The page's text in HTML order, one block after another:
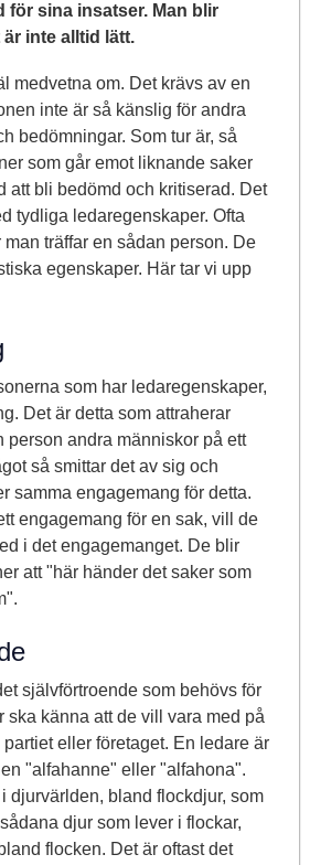
för sina insatser. Man blir
inte alltid lätt.
medvetna om. Det krävs av en
inte är så känslig för andra
bedömningar. Som tur är, så
som går emot liknande saker
att bli bedömd och kritiserad. Det
tydliga ledaregenskaper. Ofta
man träffar en sådan person. De
egenskaper. Här tar vi upp
som har ledaregenskaper,
Det är detta som attraherar
person andra människor på ett
så smittar det av sig och
samma engagemang för detta.
engagemang för en sak, vill de
i det engagemanget. De blir
att "här händer det saker som
självförtroende som behövs för
ska känna att de vill vara med på
eller företaget. En ledare är
"alfahanne" eller "alfahona".
djurvärlden, bland flockdjur, som
djur som lever i flockar,
flocken. Det är oftast det